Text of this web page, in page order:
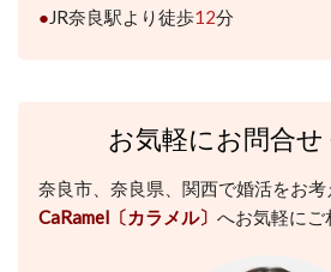
●JR奈良駅より徒歩12分
お気軽にお問合
奈良市、奈良県、関西で婚活をお
CaRamel〔カラメル〕 へお気軽にご